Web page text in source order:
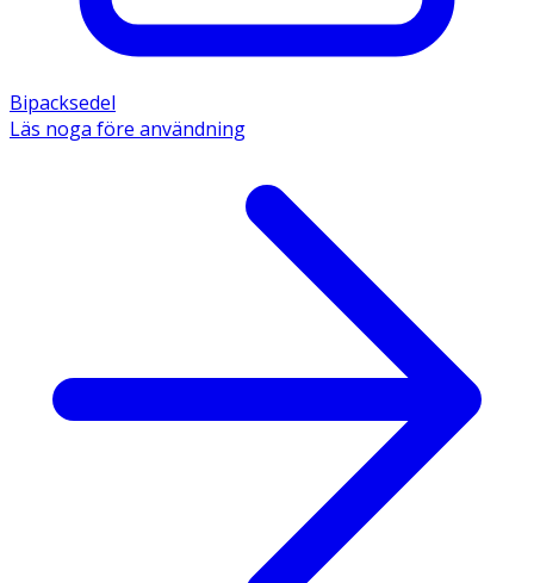
Bipacksedel
Läs noga före användning